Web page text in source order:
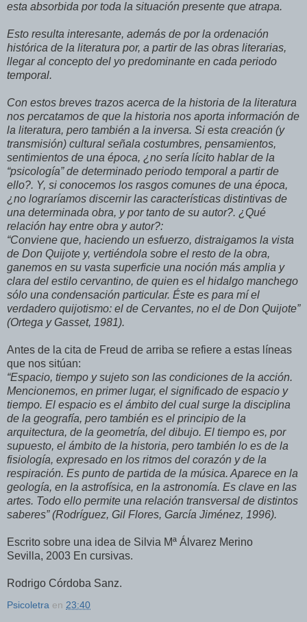
esta absorbida por toda la situación presente que atrapa.
Esto resulta interesante, además de por la ordenación
histórica de la literatura por, a partir de las obras literarias,
llegar al concepto del yo predominante en cada periodo
temporal.
Con estos breves trazos acerca de la historia de la literatura
nos percatamos de que la historia nos aporta información de
la literatura, pero también a la inversa. Si esta creación (y
transmisión) cultural señala costumbres, pensamientos,
sentimientos de una época, ¿no sería lícito hablar de la
“psicología” de determinado periodo temporal a partir de
ello?. Y, si conocemos los rasgos comunes de una época,
¿no lograríamos discernir las características distintivas de
una determinada obra, y por tanto de su autor?. ¿Qué
relación hay entre obra y autor?:
“Conviene que, haciendo un esfuerzo, distraigamos la vista
de Don Quijote y, vertiéndola sobre el resto de la obra,
ganemos en su vasta superficie una noción más amplia y
clara del estilo cervantino, de quien es el hidalgo manchego
sólo una condensación particular. Éste es para mí el
verdadero quijotismo: el de Cervantes, no el de Don Quijote”
(Ortega y Gasset, 1981).
Antes de la cita de Freud de arriba se refiere a estas líneas
que nos sitúan:
“Espacio, tiempo y sujeto son las condiciones de la acción.
Mencionemos, en primer lugar, el significado de espacio y
tiempo. El espacio es el ámbito del cual surge la disciplina
de la geografía, pero también es el principio de la
arquitectura, de la geometría, del dibujo. El tiempo es, por
supuesto, el ámbito de la historia, pero también lo es de la
fisiología, expresado en los ritmos del corazón y de la
respiración. Es punto de partida de la música. Aparece en la
geología, en la astrofísica, en la astronomía. Es clave en las
artes. Todo ello permite una relación transversal de distintos
saberes” (Rodríguez, Gil Flores, García Jiménez, 1996).
Escrito sobre una idea de Silvia Mª Álvarez Merino
Sevilla, 2003 En cursivas.
Rodrigo Córdoba Sanz.
Psicoletra en 23:40